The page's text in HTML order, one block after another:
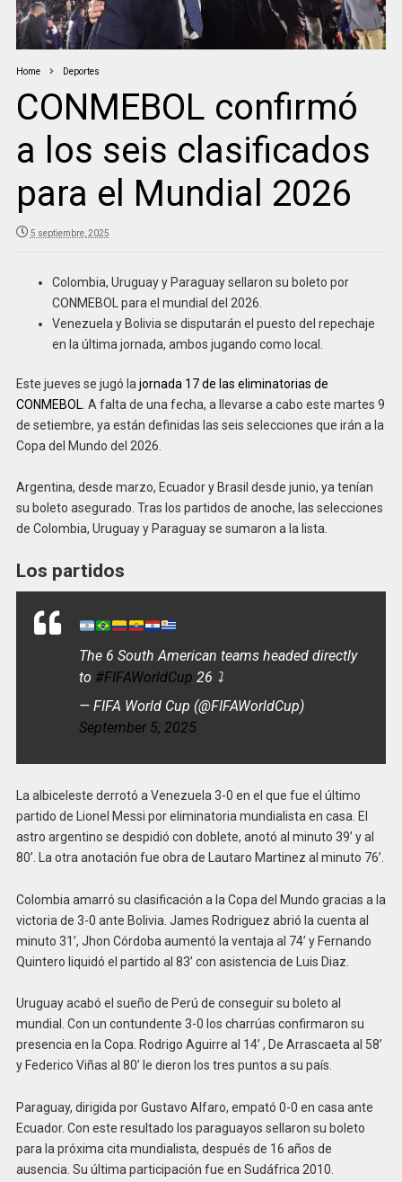
Home Deportes
CONMEBOL confirmó
a los seis clasificados
para el Mundial 2026
5 septiembre, 2025
Colombia, Uruguay y Paraguay sellaron su boleto por
CONMEBOL para el mundial del 2026.
Venezuela y Bolivia se disputarán el puesto del repechaje
en la última jornada, ambos jugando como local.
Este jueves se jugó la jornada 17 de las eliminatorias de
CONMEBOL . A falta de una fecha, a llevarse a cabo este martes 9
de setiembre, ya están definidas las seis selecciones que irán a la
Copa del Mundo del 2026.
Argentina, desde marzo, Ecuador y Brasil desde junio, ya tenían
su boleto asegurado. Tras los partidos de anoche, las selecciones
de Colombia, Uruguay y Paraguay se sumaron a la lista.
Los partidos
The 6 South American teams headed directly
to #FIFAWorldCup 26 ⤵️
— FIFA World Cup (@FIFAWorldCup)
September 5, 2025
La albiceleste derrotó a Venezuela 3-0 en el que fue el último
partido de Lionel Messi por eliminatoria mundialista en casa. El
astro argentino se despidió con doblete, anotó al minuto 39’ y al
80’. La otra anotación fue obra de Lautaro Martinez al minuto 76’.
Colombia amarró su clasificación a la Copa del Mundo gracias a la
victoria de 3-0 ante Bolivia. James Rodriguez abrió la cuenta al
minuto 31’, Jhon Córdoba aumentó la ventaja al 74’ y Fernando
Quintero liquidó el partido al 83’ con asistencia de Luis Diaz.
Uruguay acabó el sueño de Perú de conseguir su boleto al
mundial. Con un contundente 3-0 los charrúas confirmaron su
presencia en la Copa. Rodrigo Aguirre al 14’ , De Arrascaeta al 58’
y Federico Viñas al 80’ le dieron los tres puntos a su país.
Paraguay, dirigida por Gustavo Alfaro, empató 0-0 en casa ante
Ecuador. Con este resultado los paraguayos sellaron su boleto
para la próxima cita mundialista, después de 16 años de
ausencia. Su última participación fue en Sudáfrica 2010.